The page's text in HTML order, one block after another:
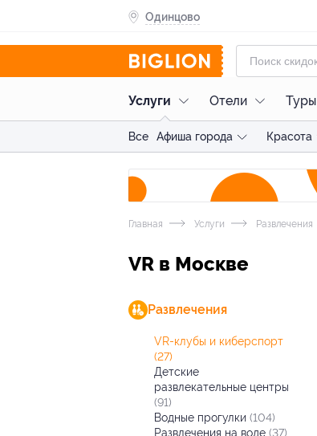
Одинцово
Услуги Отели Туры
Все Афиша города Красота
Главная Услуги Развлечения
VR в Москве
Развлечения
Детские
развлекательные центры
(91)
Водные прогулки (104)
Развлечения на воде (37)
VR-клубы и киберспорт
(27)